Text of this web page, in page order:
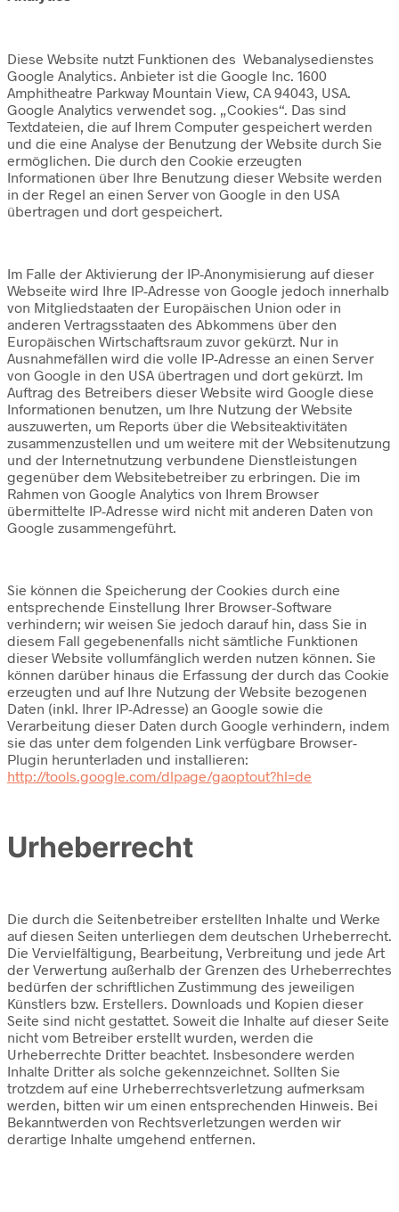
Diese Website nutzt Funktionen des Webanalysedienstes
Google Analytics. Anbieter ist die Google Inc. 1600
Amphitheatre Parkway Mountain View, CA 94043, USA.
Google Analytics verwendet sog. „Cookies“. Das sind
Textdateien, die auf Ihrem Computer gespeichert werden
und die eine Analyse der Benutzung der Website durch Sie
ermöglichen. Die durch den Cookie erzeugten
Informationen über Ihre Benutzung dieser Website werden
in der Regel an einen Server von Google in den USA
übertragen und dort gespeichert.
Im Falle der Aktivierung der IP-Anonymisierung auf dieser
Webseite wird Ihre IP-Adresse von Google jedoch innerhalb
von Mitgliedstaaten der Europäischen Union oder in
anderen Vertragsstaaten des Abkommens über den
Europäischen Wirtschaftsraum zuvor gekürzt. Nur in
Ausnahmefällen wird die volle IP-Adresse an einen Server
von Google in den USA übertragen und dort gekürzt. Im
Auftrag des Betreibers dieser Website wird Google diese
Informationen benutzen, um Ihre Nutzung der Website
auszuwerten, um Reports über die Websiteaktivitäten
zusammenzustellen und um weitere mit der Websitenutzung
und der Internetnutzung verbundene Dienstleistungen
gegenüber dem Websitebetreiber zu erbringen. Die im
Rahmen von Google Analytics von Ihrem Browser
übermittelte IP-Adresse wird nicht mit anderen Daten von
Google zusammengeführt.
Sie können die Speicherung der Cookies durch eine
entsprechende Einstellung Ihrer Browser-Software
verhindern; wir weisen Sie jedoch darauf hin, dass Sie in
diesem Fall gegebenenfalls nicht sämtliche Funktionen
dieser Website vollumfänglich werden nutzen können. Sie
können darüber hinaus die Erfassung der durch das Cookie
erzeugten und auf Ihre Nutzung der Website bezogenen
Daten (inkl. Ihrer IP-Adresse) an Google sowie die
Verarbeitung dieser Daten durch Google verhindern, indem
sie das unter dem folgenden Link verfügbare Browser-
Plugin herunterladen und installieren:
http://tools.google.com/dlpage/gaoptout?hl=de
Urheberrecht
Die durch die Seitenbetreiber erstellten Inhalte und Werke
auf diesen Seiten unterliegen dem deutschen Urheberrecht.
Die Vervielfältigung, Bearbeitung, Verbreitung und jede Art
der Verwertung außerhalb der Grenzen des Urheberrechtes
bedürfen der schriftlichen Zustimmung des jeweiligen
Künstlers bzw. Erstellers. Downloads und Kopien dieser
Seite sind nicht gestattet. Soweit die Inhalte auf dieser Seite
nicht vom Betreiber erstellt wurden, werden die
Urheberrechte Dritter beachtet. Insbesondere werden
Inhalte Dritter als solche gekennzeichnet. Sollten Sie
trotzdem auf eine Urheberrechtsverletzung aufmerksam
werden, bitten wir um einen entsprechenden Hinweis. Bei
Bekanntwerden von Rechtsverletzungen werden wir
derartige Inhalte umgehend entfernen.